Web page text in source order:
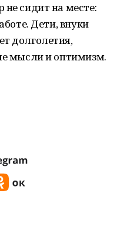
сидит на месте:
Дети, внуки
долголетия,
мысли и оптимизм.